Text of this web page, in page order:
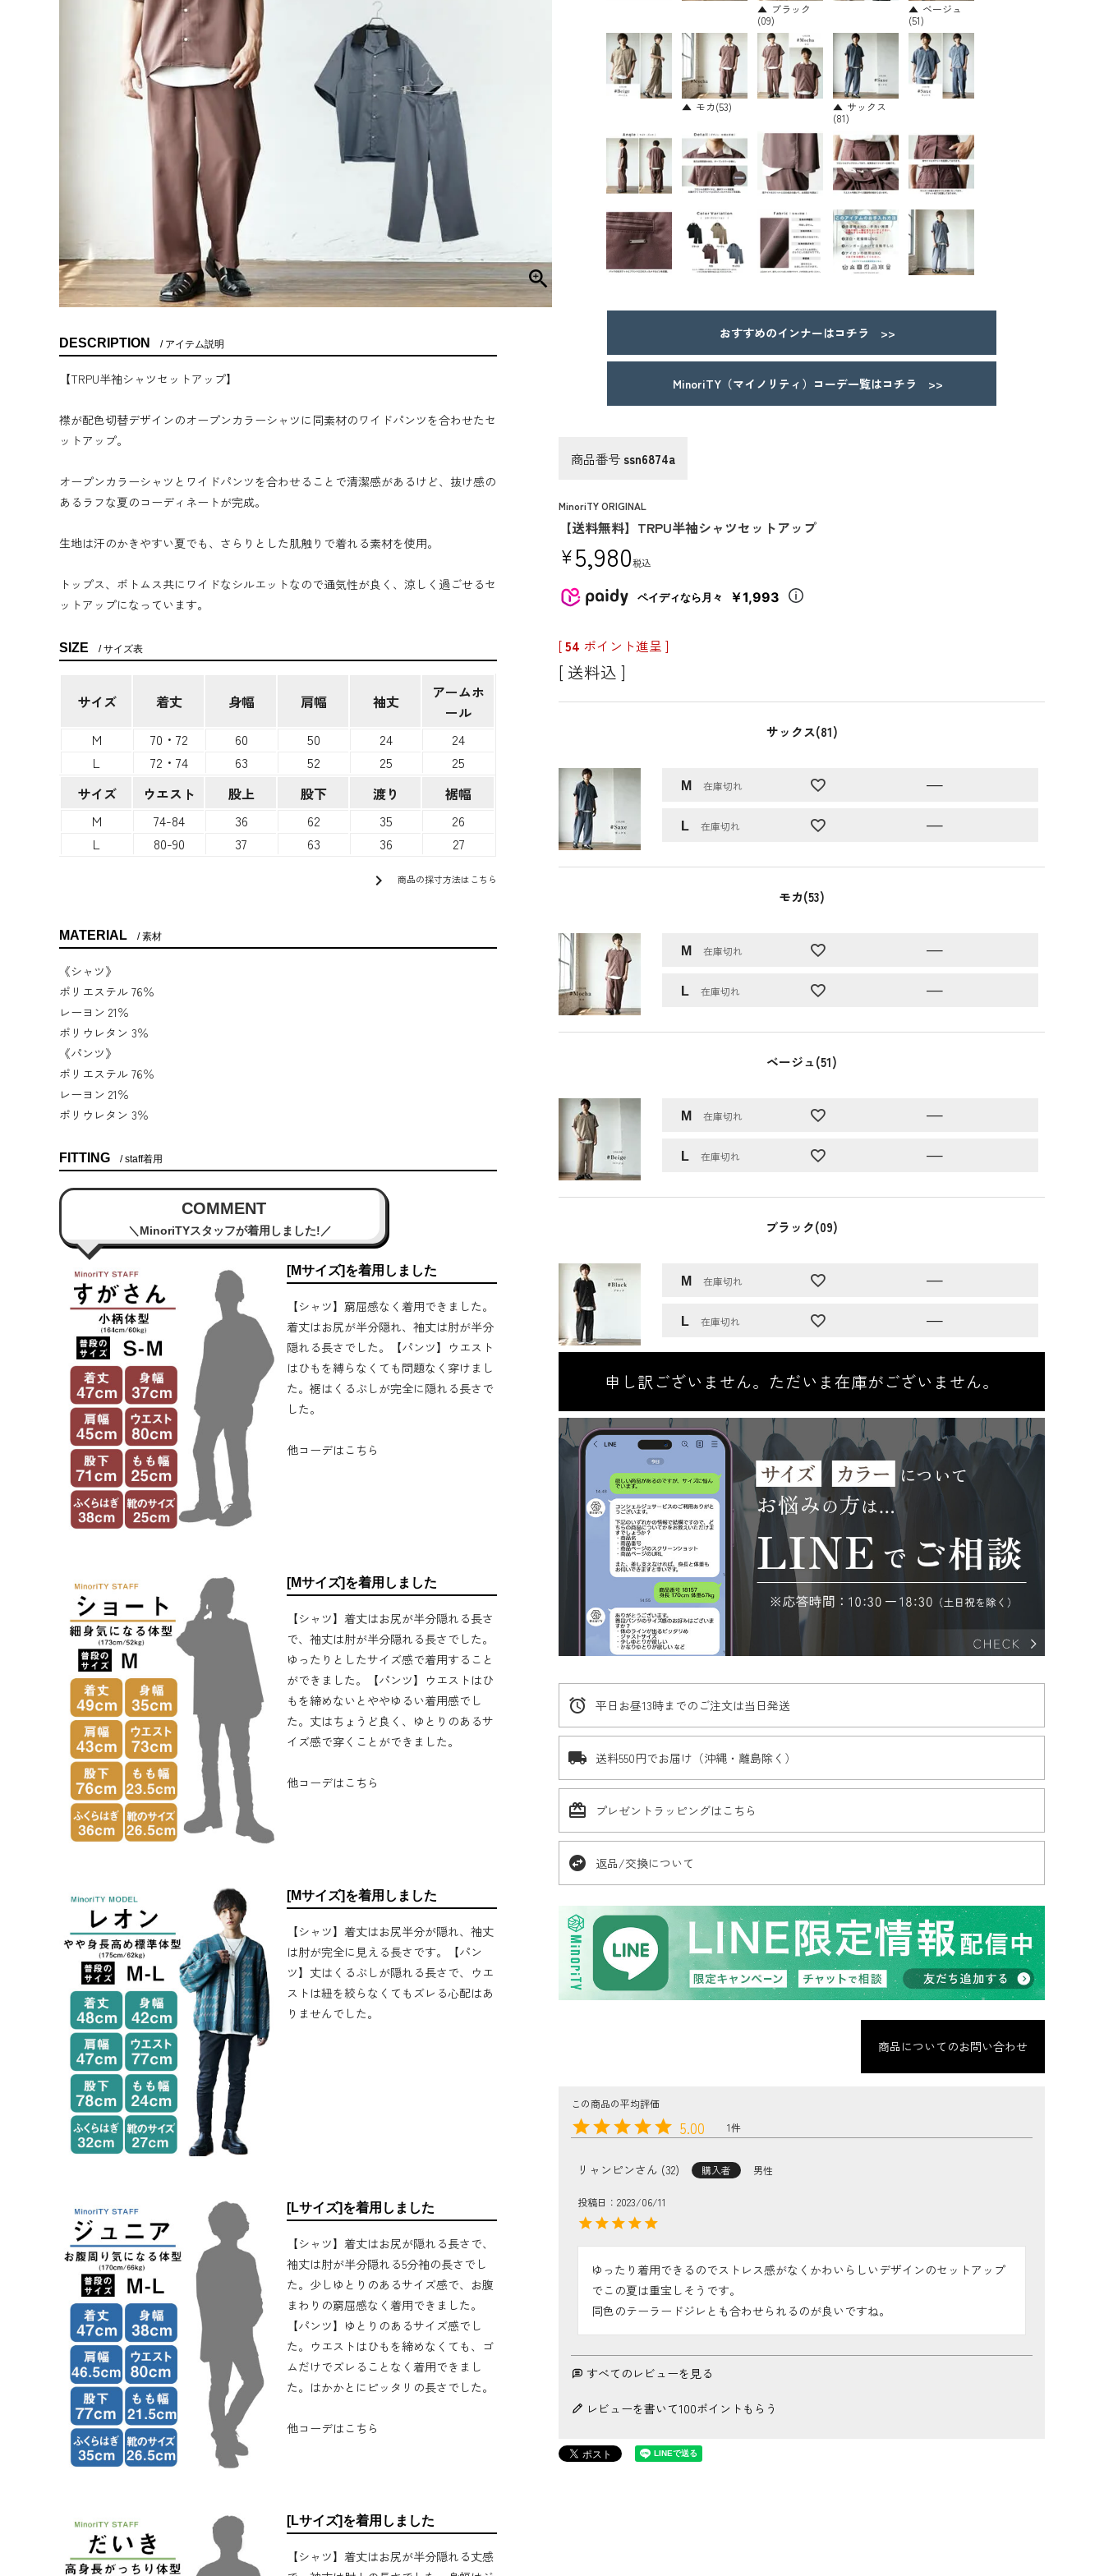
ブラック
(09)
ベージュ
(51)
モカ(53)
サックス
(81)
DESCRIPTION アイテム説明
【TRPU半袖シャツセットアップ】
襟が配色切替デザインのオープンカラーシャツに同素材のワイドパンツを合わせたセ
ットアップ。
オープンカラーシャツとワイドパンツを合わせることで清潔感があるけど、抜け感の
あるラフな夏のコーディネートが完成。
生地は汗のかきやすい夏でも、さらりとした肌触りで着れる素材を使用。
トップス、ボトムス共にワイドなシルエットなので通気性が良く、涼しく過ごせるセ
ットアップになっています。
SIZE サイズ表
サイズ 着丈 身幅 肩幅 袖丈
アームホ
ール
M
70・72 60 50 24
24
L
72・74 63 52 25
25
サイズ
ウエスト 股上 股下 渡り
裾幅
M
74-84 36 62 35
26
L
80-90 37 63 36
27
chevron_right
商品の採寸方法はこちら
MATERIAL 素材
《シャツ》
ポリエステル 76％
レーヨン 21％
ポリウレタン 3％
《パンツ》
ポリエステル 76％
レーヨン 21％
ポリウレタン 3％
FITTING staff着用
COMMENT
MinoriTYスタッフが着用しました!
[Mサイズ]を着用しました
【シャツ】窮屈感なく着用できました。
着丈はお尻が半分隠れ、袖丈は肘が半分
隠れる長さでした。【パンツ】ウエスト
はひもを縛らなくても問題なく穿けまし
た。裾はくるぶしが完全に隠れる長さで
した。
他コーデはこちら
[Mサイズ]を着用しました
【シャツ】着丈はお尻が半分隠れる長さ
で、袖丈は肘が半分隠れる長さでした。
ゆったりとしたサイズ感で着用すること
ができました。【パンツ】ウエストはひ
もを締めないとややゆるい着用感でし
た。丈はちょうど良く、ゆとりのあるサ
イズ感で穿くことができました。
他コーデはこちら
[Mサイズ]を着用しました
【シャツ】着丈はお尻半分が隠れ、袖丈
は肘が完全に見える長さです。【パン
ツ】丈はくるぶしが隠れる長さで、ウエ
ストは紐を絞らなくてもズレる心配はあ
りませんでした。
[Lサイズ]を着用しました
【シャツ】着丈はお尻が隠れる長さで、
袖丈は肘が半分隠れる5分袖の長さでし
た。少しゆとりのあるサイズ感で、お腹
まわりの窮屈感なく着用できました。
【パンツ】ゆとりのあるサイズ感でし
た。ウエストはひもを締めなくても、ゴ
ムだけでズレることなく着用できまし
た。はかかとにピッタリの長さでした。
他コーデはこちら
[Lサイズ]を着用しました
【シャツ】着丈はお尻が半分隠れる丈感
おすすめのインナーはコチラ >>
MinoriTY（マイノリティ）コーデ一覧はコチラ >>
商品番号ssn6874a
MinoriTY ORIGINAL
【送料無料】TRPU半袖シャツセットアップ
¥5,980税込
ペイディなら月々 ￥1,993
[54 ポイント進呈 ]
送料込
サックス(81)
M 在庫切れ —
L 在庫切れ —
モカ(53)
M 在庫切れ —
L 在庫切れ —
ベージュ(51)
M 在庫切れ —
L 在庫切れ —
ブラック(09)
M 在庫切れ —
L 在庫切れ —
申し訳ございません。ただいま在庫がございません。
alarm 平日お昼13時までのご注文は当日発送
local_shipping 送料550円でお届け（沖縄・離島除く）
card_giftcard プレゼントラッピングはこちら
swap_horizontal_circle 返品/交換について
商品についてのお問い合わせ
5.00 1
リャンピン 32 購入者 男性
投稿日 2023/06/11
ゆったり着用できるのでストレス感がなくかわいらしいデザインのセットアップ
でこの夏は重宝しそうです。
同色のテーラードジレとも合わせられるのが良いですね。
すべてのレビューを見る
レビューを書いて100ポイントもらう